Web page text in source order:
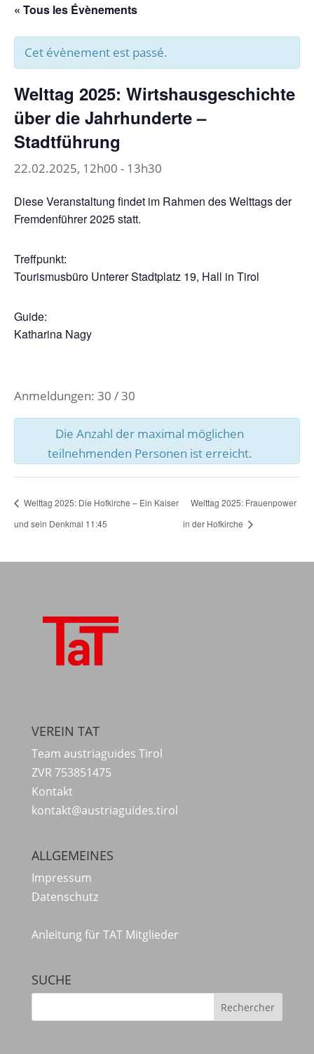
« Tous les Évènements
Cet évènement est passé.
Welttag 2025: Wirtshausgeschichte
über die Jahrhunderte –
Stadtführung
22.02.2025, 12h00 - 13h30
Diese Veranstaltung findet im Rahmen des Welttags der
Fremdenführer 2025 statt.
Treffpunkt:
Tourismusbüro Unterer Stadtplatz 19, Hall in Tirol
Guide:
Katharina Nagy
Anmeldungen: 30 / 30
Die Anzahl der maximal möglichen
teilnehmenden Personen ist erreicht.
Welttag 2025: Die Hofkirche – Ein Kaiser
und sein Denkmal 11:45
Welttag 2025: Frauenpower
in der Hofkirche
VEREIN TAT
Team austriaguides Tirol
ZVR 753851475
Kontakt
kontakt@austriaguides.tirol
ALLGEMEINES
Impressum
Datenschutz
Anleitung für TAT Mitglieder
SUCHE